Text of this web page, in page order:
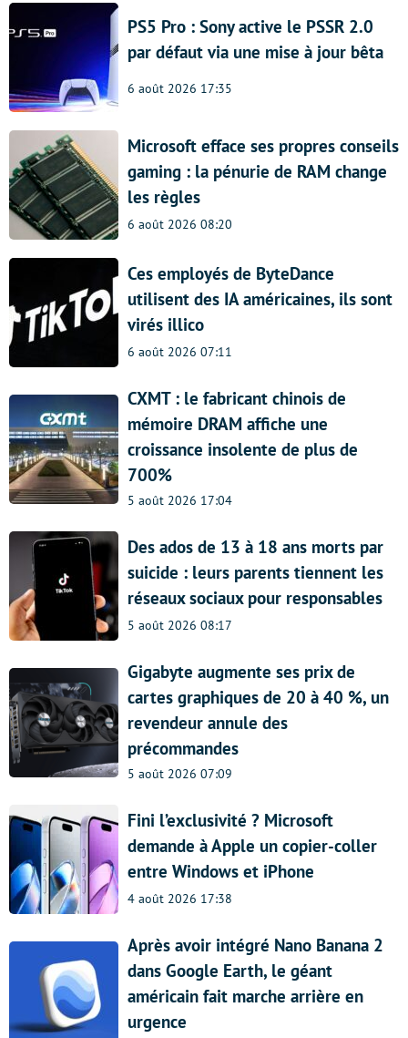
PS5 Pro : Sony active le PSSR 2.0
par défaut via une mise à jour bêta
6 août 2026 17:35
Microsoft efface ses propres conseils
gaming : la pénurie de RAM change
les règles
6 août 2026 08:20
Ces employés de ByteDance
utilisent des IA américaines, ils sont
virés illico
6 août 2026 07:11
CXMT : le fabricant chinois de
mémoire DRAM affiche une
croissance insolente de plus de
700%
5 août 2026 17:04
Des ados de 13 à 18 ans morts par
suicide : leurs parents tiennent les
réseaux sociaux pour responsables
5 août 2026 08:17
Gigabyte augmente ses prix de
cartes graphiques de 20 à 40 %, un
revendeur annule des
précommandes
5 août 2026 07:09
Fini l’exclusivité ? Microsoft
demande à Apple un copier-coller
entre Windows et iPhone
4 août 2026 17:38
Après avoir intégré Nano Banana 2
dans Google Earth, le géant
américain fait marche arrière en
urgence